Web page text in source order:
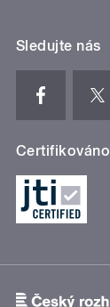
Sledujte nás
Certifikováno